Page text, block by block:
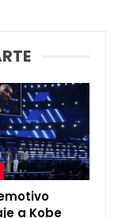
a Kobe